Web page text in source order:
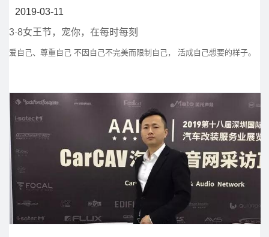
2019-03-11
3·8女王节，宠你，在每时每刻
爱自己、尊重自己 不因自己不完美而限制自己， 活成自己想要的样子。